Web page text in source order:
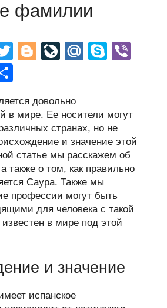
фамилии
T
er
Bl
g
er
Li
J
o
ur
n
al
M
u
S
e
р
а
в
и
ть
довольно
в мире. Ее носители могут
странах, но не
и значение этой
статье мы расскажем об
также о том, как правильно
Саура. Также мы
профессии могут быть
для человека с такой
в мире под этой
и значение
испанское